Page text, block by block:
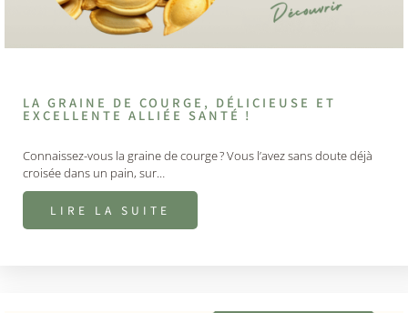
LA GRAINE DE COURGE, DÉLICIEUSE ET
EXCELLENTE ALLIÉE SANTÉ !
Connaissez-vous la graine de courge ? Vous l’avez sans doute déjà
croisée dans un pain, sur…
LIRE LA SUITE